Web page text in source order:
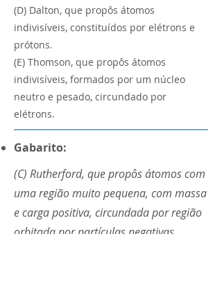
(D) Dalton, que propôs átomos
indivisíveis, constituídos por elétrons e
prótons.
(E) Thomson, que propôs átomos
indivisíveis, formados por um núcleo
neutro e pesado, circundado por
elétrons.
Gabarito:
(C) Rutherford, que propôs átomos com
uma região muito pequena, com massa
e carga positiva, circundada por região
orbitada por partículas negativas.